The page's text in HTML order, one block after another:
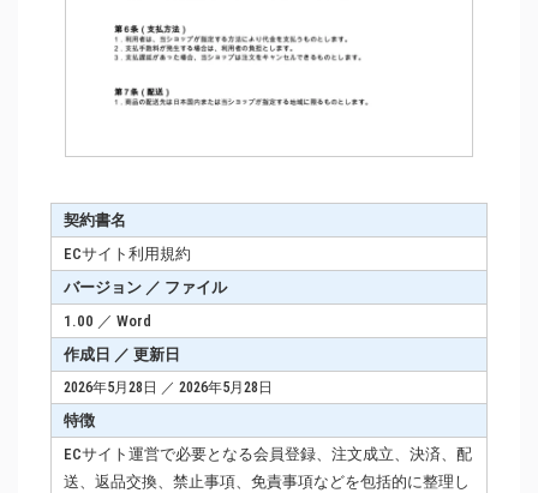
契約書名
ECサイト利用規約
バージョン ／ ファイル
1.00 ／ Word
作成日 ／ 更新日
2026年5月28日 ／ 2026年5月28日
特徴
ECサイト運営で必要となる会員登録、注文成立、決済、配
送、返品交換、禁止事項、免責事項などを包括的に整理し